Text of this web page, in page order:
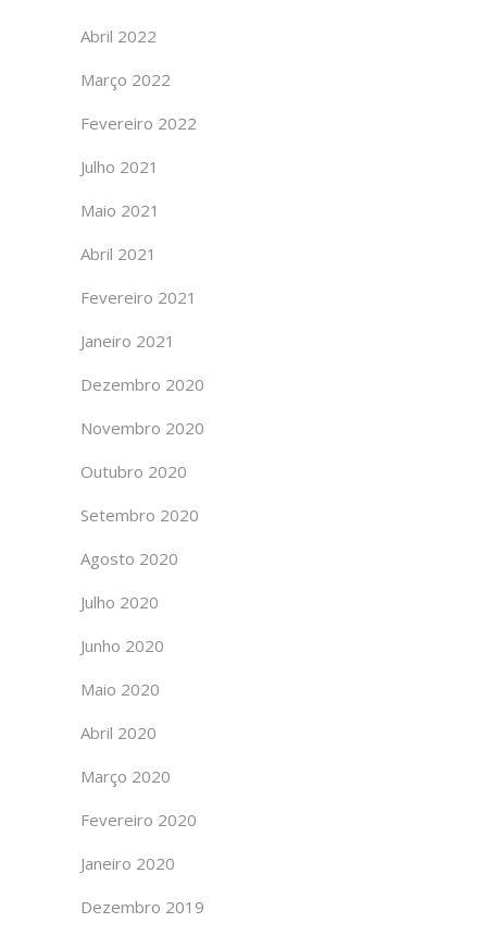
Abril 2022
Março 2022
Fevereiro 2022
Julho 2021
Maio 2021
Abril 2021
Fevereiro 2021
Janeiro 2021
Dezembro 2020
Novembro 2020
Outubro 2020
Setembro 2020
Agosto 2020
Julho 2020
Junho 2020
Maio 2020
Abril 2020
Março 2020
Fevereiro 2020
Janeiro 2020
Dezembro 2019